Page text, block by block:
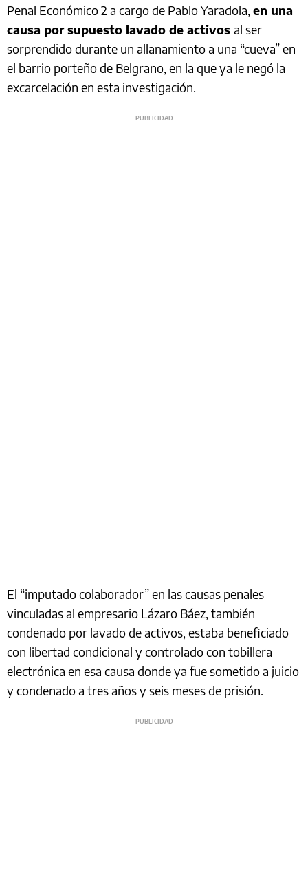
Penal Económico 2 a cargo de Pablo Yaradola, en una
causa por supuesto lavado de activos al ser
sorprendido durante un allanamiento a una “cueva” en
el barrio porteño de Belgrano, en la que ya le negó la
excarcelación en esta investigación.
El “imputado colaborador” en las causas penales
vinculadas al empresario Lázaro Báez, también
condenado por lavado de activos, estaba beneficiado
con libertad condicional y controlado con tobillera
electrónica en esa causa donde ya fue sometido a juicio
y condenado a tres años y seis meses de prisión.